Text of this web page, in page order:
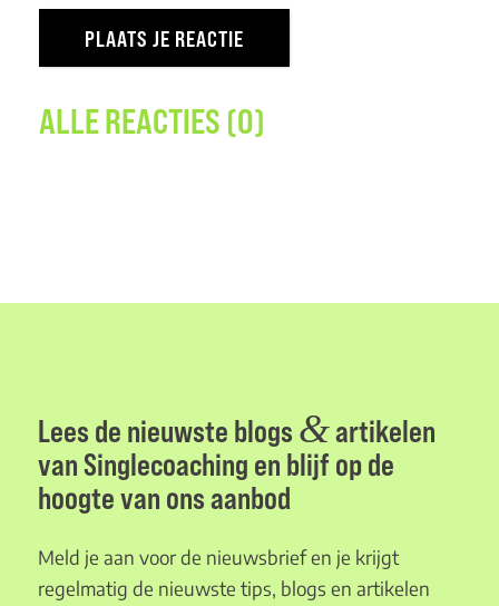
ALLE REACTIES (0)
Lees de nieuwste blogs &artikelen
van Singlecoaching en blijf op de
hoogte van ons aanbod
Meld je aan voor de nieuwsbrief en je krijgt
regelmatig de nieuwste tips, blogs en artikelen